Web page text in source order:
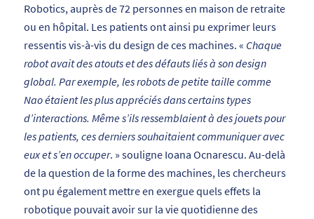
Robotics, auprès de 72 personnes en maison de retraite
ou en hôpital. Les patients ont ainsi pu exprimer leurs
ressentis vis-à-vis du design de ces machines. « Chaque
robot avait des atouts et des défauts liés à son design
global. Par exemple, les robots de petite taille comme
Nao étaient les plus appréciés dans certains types
d’interactions. Même s’ils ressemblaient à des jouets pour
les patients, ces derniers souhaitaient communiquer avec
eux et s’en occuper. » souligne Ioana Ocnarescu. Au-delà
de la question de la forme des machines, les chercheurs
ont pu également mettre en exergue quels effets la
robotique pouvait avoir sur la vie quotidienne des